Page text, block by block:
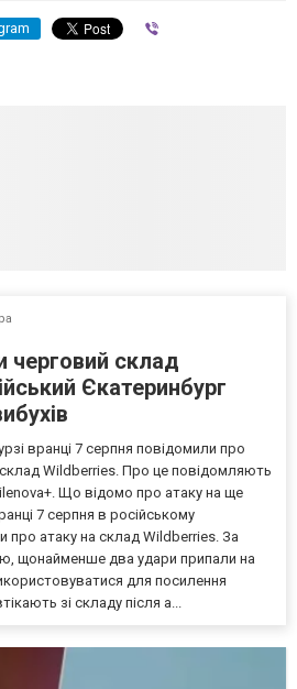
черговий склад
Єкатеринбург
вранці 7 серпня повідомили про
Wildberries. Про це повідомляють
Що відомо про атаку на ще
7 серпня в російському
про атаку на склад Wildberries. За
щонайменше два удари припали на
для посилення
зі складу після а...